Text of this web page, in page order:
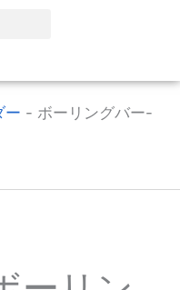
ー - ボーリングバー-